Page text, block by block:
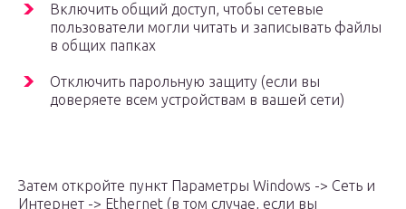
Включить общий доступ, чтобы сетевые
пользователи могли читать и записывать файлы
в общих папках
Отключить парольную защиту (если вы
доверяете всем устройствам в вашей сети)
Затем откройте пункт Параметры Windows -> Сеть и
Интернет -> Ethernet (в том случае, если вы